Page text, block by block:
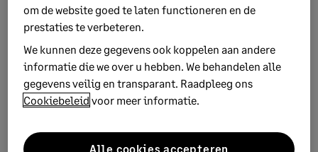
Ik download de gratis gids nu
1,438 lezers hebben deze gids gedownload
om de website goed te laten functioneren en de
prestaties te verbeteren.
We kunnen deze gegevens ook koppelen aan andere
informatie die we over u hebben. We behandelen alle
gegevens veilig en transparant. Raadpleeg ons
Cookiebeleid voor meer informatie.
Alle cookies accepteren